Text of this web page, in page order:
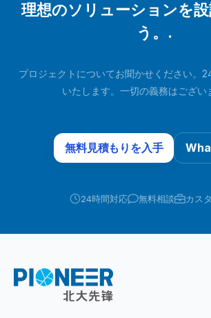
理想のソリューションを
う。.
プロジェクトについてお聞かせください。
いたします。一切の義務はござい
無料見積もりを入手
24時間対応 無料相談 カス